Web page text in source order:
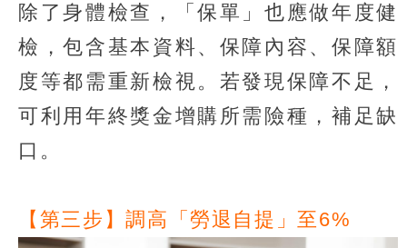
除了身體檢查，「保單」也應做年度健
檢，包含基本資料、保障內容、保障額
度等都需重新檢視。若發現保障不足，
可利用年終獎金增購所需險種，補足缺
口。
【第三步】調高「勞退自提」至6%